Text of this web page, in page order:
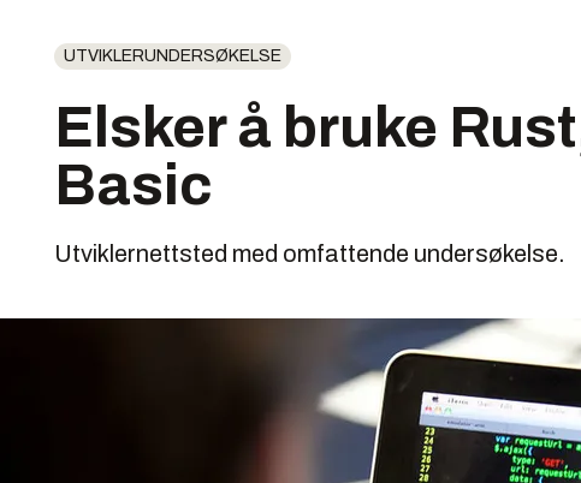
UTVIKLERUNDERSØKELSE
Elsker å bruke
Basic
Utviklernettsted med omfattende undersøkelse.